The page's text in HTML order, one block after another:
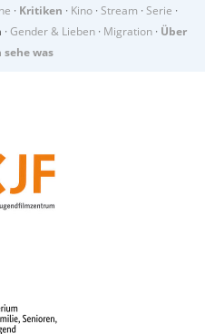
· Kritiken · Kino · Stream · Serie ·
· Gender & Lieben · Migration · Über
sehe was